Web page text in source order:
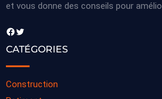
et vous donne des conseils pour
Facebook Twitter
CATÉGORIES
Construction